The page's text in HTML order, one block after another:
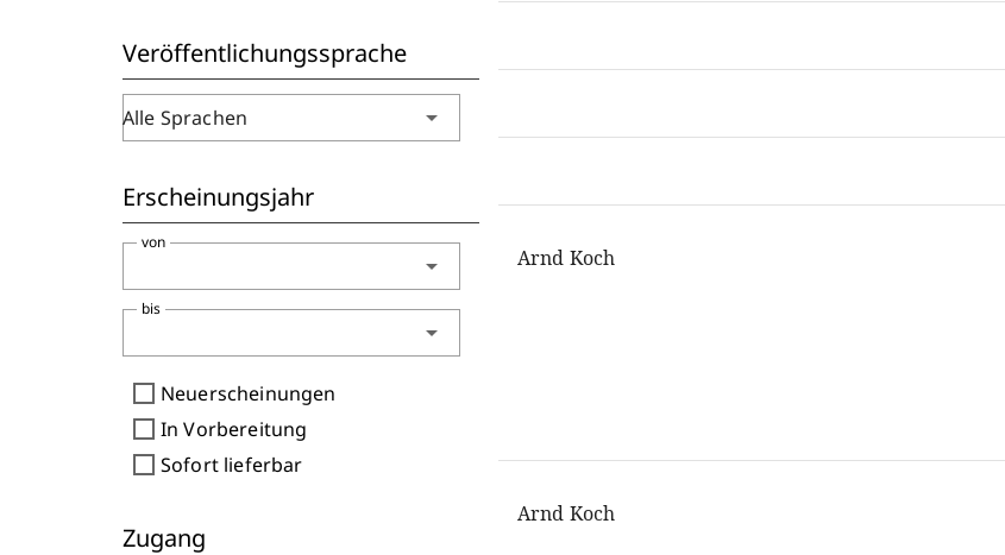
Veröffentlichungssprache
Alle Sprachen arrow_drop_down
Erscheinungsjahr
arrow_drop_down
von
arrow_drop_down
bis
check_box_outline_blank Neuerscheinungen
check_box_outline_blank In Vorbereitung
check_box_outline_blank Sofort lieferbar
Zugang
Arnd Koch
Arnd Koch